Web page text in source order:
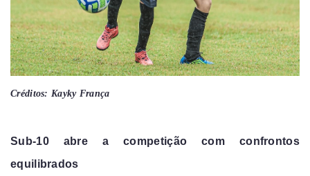
Créditos: Kayky França
Sub-10 abre a competição com confrontos
equilibrados